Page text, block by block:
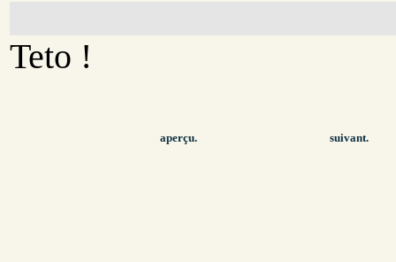
Teto !
aperçu. suivant.